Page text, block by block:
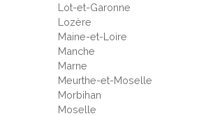
Lot-et-Garonne
Lozère
Maine-et-Loire
Manche
Marne
Meurthe-et-Moselle
Morbihan
Moselle